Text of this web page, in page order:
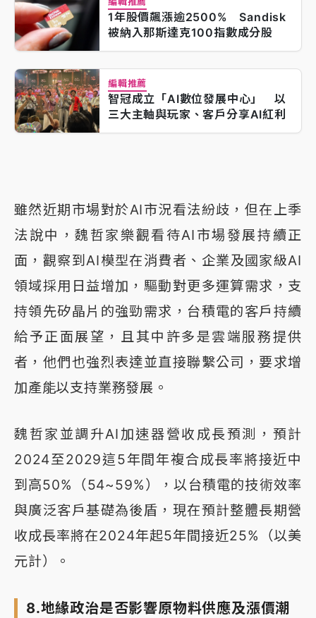
1年股價飆漲逾2500% Sandisk
被納入那斯達克100指數成分股
編輯推薦
智冠成立「AI數位發展中心」 以
三大主軸與玩家、客戶分享AI紅利
雖然近期市場對於AI市況看法紛歧，但在上季
法說中，魏哲家樂觀看待AI市場發展持續正
面，觀察到AI模型在消費者、企業及國家級AI
領域採用日益增加，驅動對更多運算需求，支
持領先矽晶片的強勁需求，台積電的客戶持續
給予正面展望，且其中許多是雲端服務提供
者，他們也強烈表達並直接聯繫公司，要求增
加產能以支持業務發展。
魏哲家並調升AI加速器營收成長預測，預計
2024至2029這5年間年複合成長率將接近中
到高50%（54~59%），以台積電的技術效率
與廣泛客戶基礎為後盾，現在預計整體長期營
收成長率將在2024年起5年間接近25%（以美
元計）。
8.地緣政治是否影響原物料供應及漲價潮